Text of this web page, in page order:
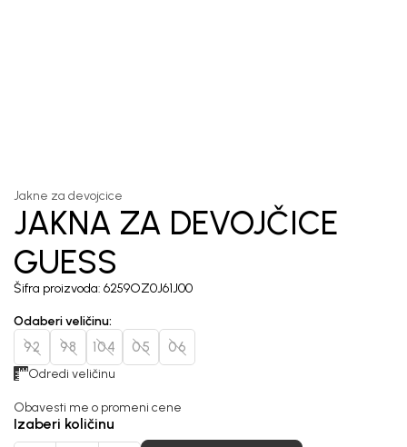
Jakne za devojcice
JAKNA ZA DEVOJČICE
GUESS
Šifra proizvoda: 6259OZ0J61J00
Odaberi veličinu:
92 98 104 05 06
Odredi veličinu
Obavesti me o promeni cene
Izaberi količinu